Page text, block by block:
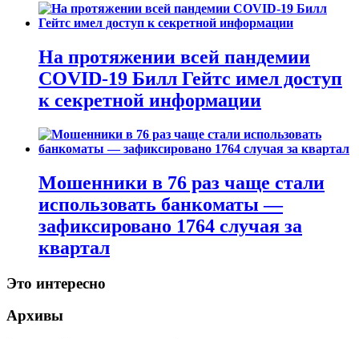
На протяжении всей пандемии
COVID-19 Билл Гейтс имел доступ
к секретной информации
Мошенники в 76 раз чаще стали
использовать банкоматы —
зафиксировано 1764 случая за
квартал
Это интересно
Архивы